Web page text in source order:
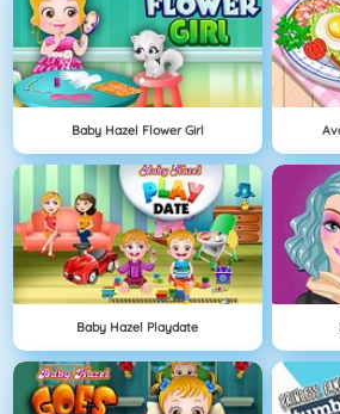
Baby Hazel Flower Girl
Baby Hazel Playdate